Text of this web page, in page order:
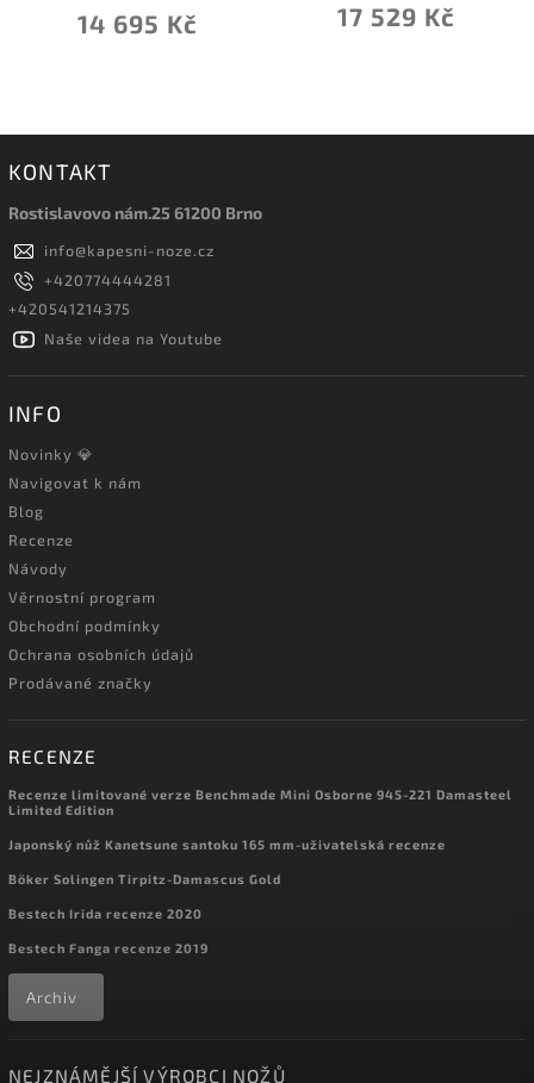
14 695 Kč 17 529 Kč
KONTAKT
Rostislavovo nám.25 61200 Brno
info@kapesni-noze.cz
+420774444281
+420541214375
Naše videa na Youtube
INFO
Novinky 💎
Navigovat k nám
Blog
Recenze
Návody
Věrnostní program
Obchodní podmínky
Ochrana osobních údajů
Prodávané značky
RECENZE
Recenze limitované verze Benchmade Mini Osborne 945-221 Damasteel
Limited Edition
Japonský nůž Kanetsune santoku 165 mm-uživatelská recenze
Böker Solingen Tirpitz-Damascus Gold
Bestech Irida recenze 2020
Bestech Fanga recenze 2019
Archiv
NEJZNÁMĚJŠÍ VÝROBCI NOŽŮ